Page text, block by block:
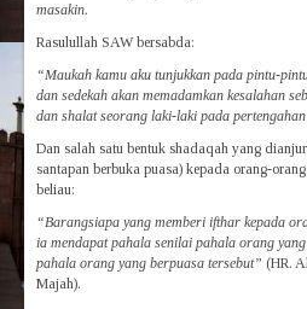
masakin.
Rasulullah SAW bersabda:
“Maukah kamu aku tunjukkan pada pintu-
dan sedekah akan memadamkan kesalahan
dan shalat seorang laki-laki pada
Dan salah satu bentuk shadaqah yang
santapan berbuka puasa) kepada orang-
beliau:
“Barangsiapa yang memberi ifthar kepada
ia mendapat pahala senilai pahala orang
pahala orang yang berpuasa tersebut” (HR.
Majah).